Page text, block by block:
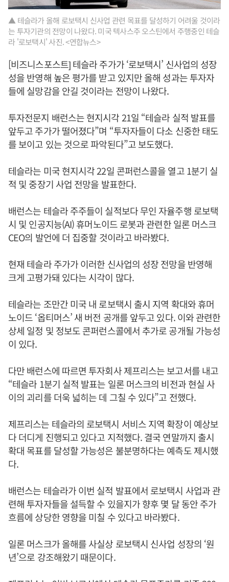
▲ 테슬라가 올해 로보택시 신사업 관련 목표를 달성하기 어려울 것이라
는 투자기관의 전망이 나왔다. 미국 텍사스주 오스틴에서 주행중인 테슬
라 '로보택시' 사진. <연합뉴스>
[비즈니스포스트] 테슬라 주가가 ‘로보택시’ 신사업의 성장
성을 반영해 높은 평가를 받고 있지만 올해 성과는 투자자
들에 실망감을 안길 것이라는 전망이 나왔다.
투자전문지 배런스는 현지시각 21일 “테슬라 실적 발표를
앞두고 주가가 떨어졌다”며 “투자자들이 다소 신중한 태도
를 보이고 있는 것으로 파악된다”고 보도했다.
테슬라는 미국 현지시각 22일 콘퍼런스콜을 열고 1분기 실
적 및 중장기 사업 전망을 발표한다.
배런스는 테슬라 주주들이 실적보다 무인 자율주행 로보택
시 및 인공지능(AI) 휴머노이드 로봇과 관련한 일론 머스크
CEO의 발언에 더 집중할 것이라고 바라봤다.
현재 테슬라 주가가 이러한 신사업의 성장 전망을 반영해
크게 고평가돼 있다는 시각이 많다.
테슬라는 조만간 미국 내 로보택시 출시 지역 확대와 휴머
노이드 ‘옵티머스’ 새 버전 공개를 앞두고 있다. 이와 관련한
상세 일정 및 정보도 콘퍼런스콜에서 추가로 공개될 가능성
이 있다.
다만 배런스에 따르면 투자회사 제프리스는 보고서를 내고
“테슬라 1분기 실적 발표는 일론 머스크의 비전과 현실 사
이의 괴리를 더욱 넓히는 데 그칠 수 있다”고 전했다.
제프리스는 테슬라의 로보택시 서비스 지역 확장이 예상보
다 더디게 진행되고 있다고 지적했다. 결국 연말까지 출시
확대 목표를 달성할 가능성은 불분명하다는 예측도 제시했
다.
배런스는 테슬라가 이번 실적 발표에서 로보택시 사업과 관
련해 투자자들을 설득할 수 있을지가 향후 몇 달 동안 주가
흐름에 상당한 영향을 미칠 수 있다고 바라봤다.
일론 머스크가 올해를 사실상 로보택시 신사업 성장의 ‘원
년’으로 강조해왔기 때문이다.